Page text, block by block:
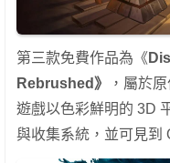
第三款免費作品為《
Rebrushed》
，屬於
遊戲以色彩鮮明的 3D
與收集系統，並可見到